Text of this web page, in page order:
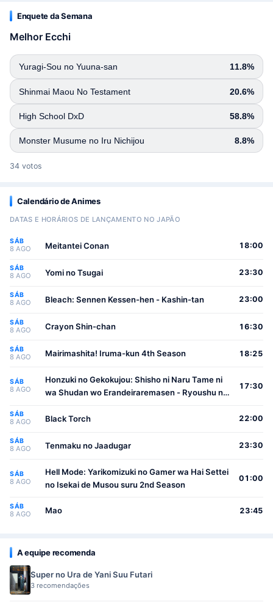
Enquete da Semana
Melhor Ecchi
Yuragi-Sou no Yuuna-san 11.8%
Shinmai Maou No Testament 20.6%
High School DxD 58.8%
Monster Musume no Iru Nichijou 8.8%
34 votos
Calendário de Animes
DATAS E HORÁRIOS DE LANÇAMENTO NO JAPÃO
SÁB
8 AGO Meitantei Conan 18:00
SÁB
8 AGO Yomi no Tsugai 23:30
SÁB
8 AGO Bleach: Sennen Kessen-hen - Kashin-tan 23:00
SÁB
8 AGO Crayon Shin-chan 16:30
SÁB
8 AGO Mairimashita! Iruma-kun 4th Season 18:25
SÁB
8 AGO
Honzuki no Gekokujou: Shisho ni Naru Tame ni
wa Shudan wo Erandeiraremasen - Ryoushu no
17:30
SÁB
8 AGO Black Torch 22:00
SÁB
8 AGO Tenmaku no Jaadugar 23:30
SÁB
8 AGO
Hell Mode: Yarikomizuki no Gamer wa Hai Settei
no Isekai de Musou suru 2nd Season
01:00
SÁB
8 AGO Mao 23:45
A equipe recomenda
Super no Ura de Yani Suu Futari
3 recomendações